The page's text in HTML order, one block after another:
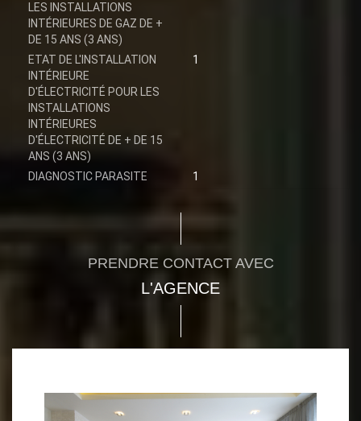
LES INSTALLATIONS
INTÉRIEURES DE GAZ DE +
DE 15 ANS (3 ANS)
ETAT DE L'INSTALLATION
INTÉRIEURE
D'ÉLECTRICITÉ POUR LES
INSTALLATIONS
INTÉRIEURES
D'ÉLECTRICITÉ DE + DE 15
ANS (3 ANS)
1
DIAGNOSTIC PARASITE 1
PRENDRE CONTACT AVEC
L'AGENCE